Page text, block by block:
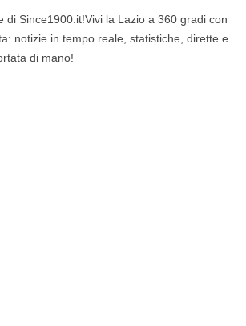
di Since1900.it!Vivi la Lazio a 360 gradi con
notizie in tempo reale, statistiche, dirette e
di mano!